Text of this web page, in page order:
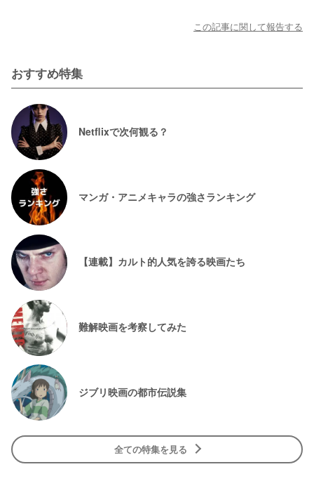
この記事に関して報告する
おすすめ特集
Netflixで次何観る？
マンガ・アニメキャラの強さランキング
【連載】カルト的人気を誇る映画たち
難解映画を考察してみた
ジブリ映画の都市伝説集
全ての特集を見る